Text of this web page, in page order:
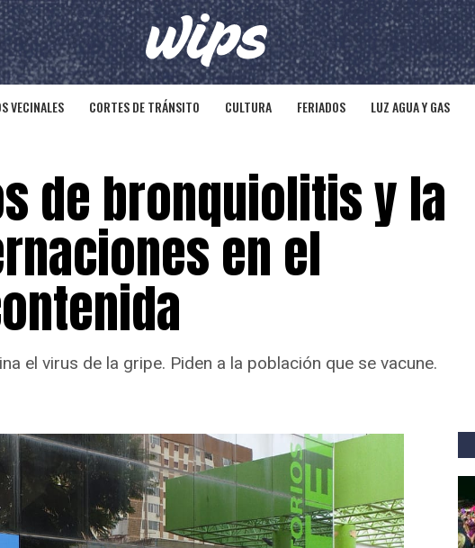
VECINALES CORTES DE TRÁNSITO CULTURA FERIADOS LUZ AGUA Y GAS
de bronquiolitis y la
en el
el virus de la gripe. Piden a la población que se vacune.